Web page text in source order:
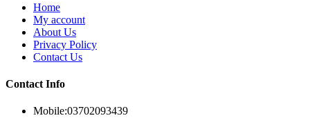
Home
My account
About Us
Privacy Policy
Contact Us
Contact Info
Mobile:03702093439